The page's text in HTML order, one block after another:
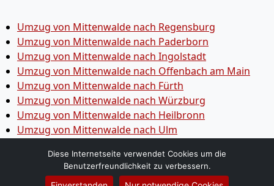
Umzug von Mittenwalde nach Regensburg
Umzug von Mittenwalde nach Paderborn
Umzug von Mittenwalde nach Ingolstadt
Umzug von Mittenwalde nach Offenbach am Main
Umzug von Mittenwalde nach Fürth
Umzug von Mittenwalde nach Würzburg
Umzug von Mittenwalde nach Heilbronn
Umzug von Mittenwalde nach Ulm
Umzug von Mittenwalde nach Wolfsburg
Umzug von Mittenwalde nach Bottrop
Diese Internetseite verwendet Cookies um die
Benutzerfreundlichkeit zu verbessern.